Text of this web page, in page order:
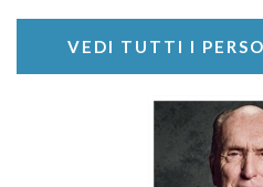
VEDI TUTTI I